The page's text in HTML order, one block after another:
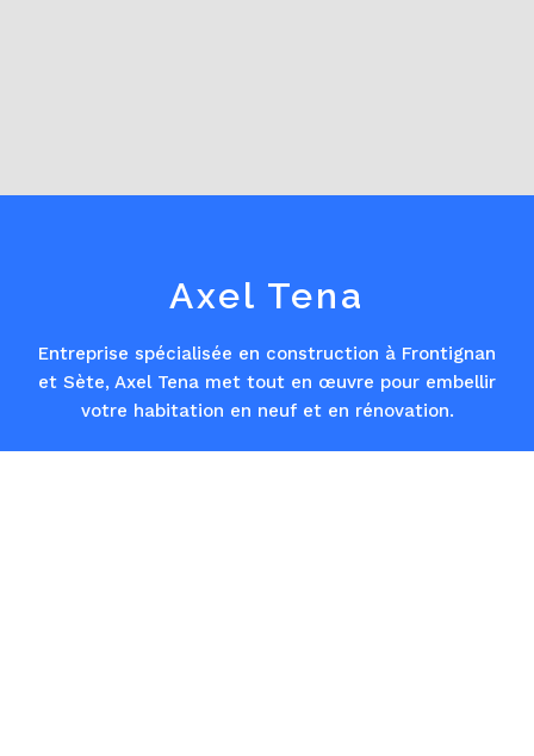
Axel Tena
Entreprise spécialisée en construction à Frontignan
et Sète, Axel Tena met tout en œuvre pour embellir
votre habitation en neuf et en rénovation.